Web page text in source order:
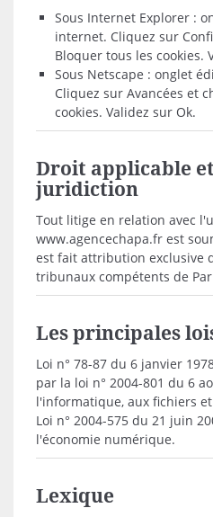
Sous Internet Explorer :
internet. Cliquez sur
Bloquer tous les cookies.
Sous Netscape : onglet
Cliquez sur Avancées et
cookies. Validez sur Ok.
Droit applicable
juridiction
Tout litige en relation avec
www.agencechapa.fr est
est fait attribution exclusive
tribunaux compétents de
Les principales
Loi n° 78-87 du 6 janvier
par la loi n° 2004-801 du 6
l'informatique, aux fichiers
Loi n° 2004-575 du 21 juin
l'économie numérique.
Lexique